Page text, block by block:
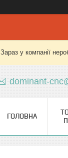
Зараз у компанії
dominant-
ГОЛОВНА